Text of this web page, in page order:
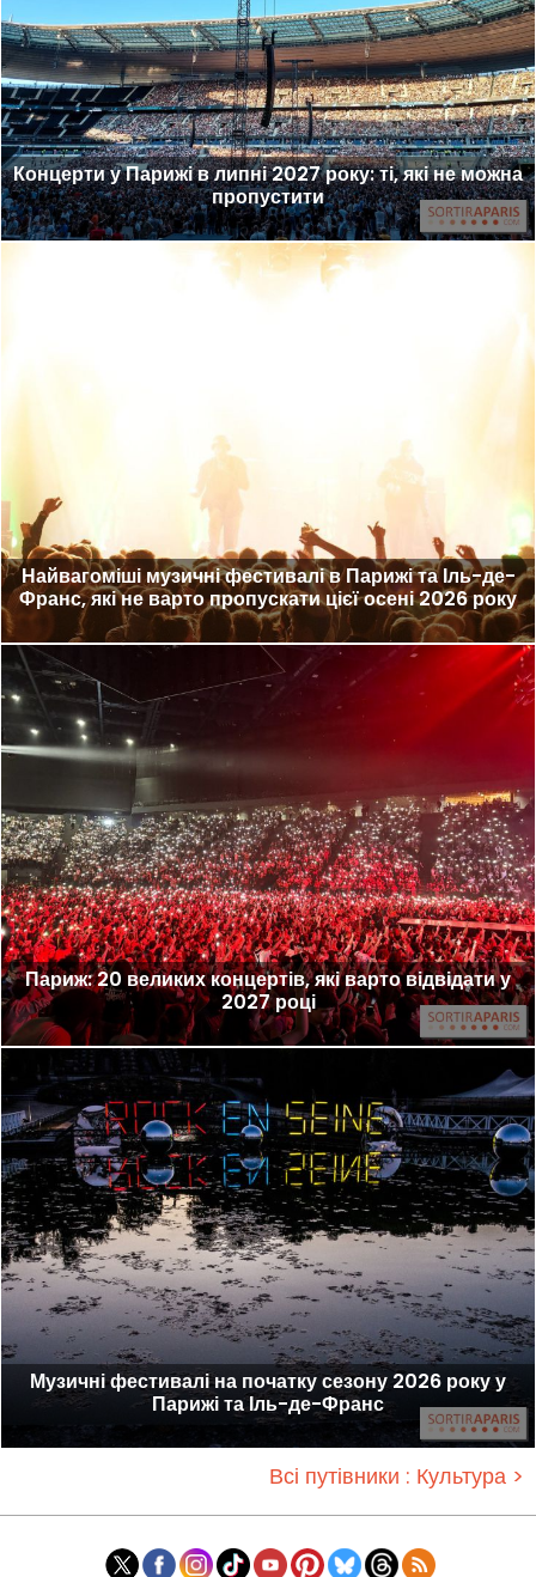
Концерти у Парижі в липні 2027 року: ті, які не можна
пропустити
Найвагоміші музичні фестивалі в Парижі та Іль-де-
Франс, які не варто пропускати цієї осені 2026 року
Париж: 20 великих концертів, які варто відвідати у
2027 році
Музичні фестивалі на початку сезону 2026 року у
Парижі та Іль-де-Франс
Всі путівники : Культура >